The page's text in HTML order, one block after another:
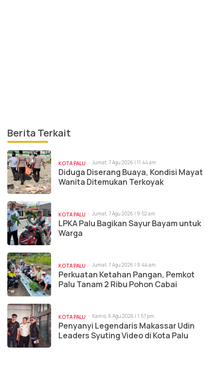
Berita Terkait
KOTA PALU Jumat, 7 Agu 2026 | 11:44 am
Diduga Diserang Buaya, Kondisi Mayat
Wanita Ditemukan Terkoyak
KOTA PALU Jumat, 7 Agu 2026 | 9:52 am
LPKA Palu Bagikan Sayur Bayam untuk
Warga
KOTA PALU Jumat, 7 Agu 2026 | 9:44 am
Perkuatan Ketahan Pangan, Pemkot
Palu Tanam 2 Ribu Pohon Cabai
KOTA PALU Kamis, 6 Agu 2026 | 1:57 pm
Penyanyi Legendaris Makassar Udin
Leaders Syuting Video di Kota Palu